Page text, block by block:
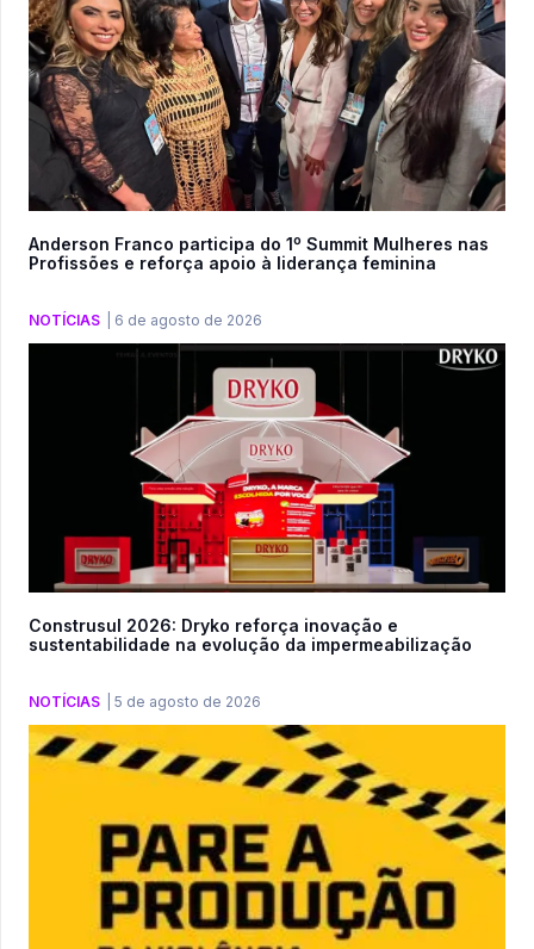
Anderson Franco participa do 1º Summit Mulheres nas
Profissões e reforça apoio à liderança feminina
NOTÍCIAS 6 de agosto de 2026
Construsul 2026: Dryko reforça inovação e
sustentabilidade na evolução da impermeabilização
NOTÍCIAS 5 de agosto de 2026